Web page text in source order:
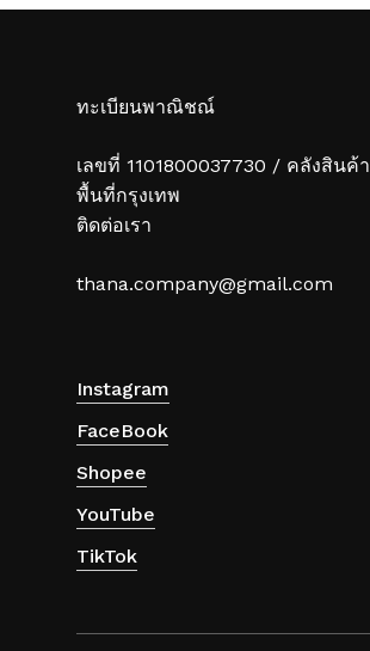
ทะเบียนพาณิชณ์
เลขที่ 1101800037730 / คลังสินค้า
พื้นที่กรุงเทพ
ติดต่อเรา
thana.company@gmail.com
Instagram
FaceBook
Shopee
YouTube
TikTok